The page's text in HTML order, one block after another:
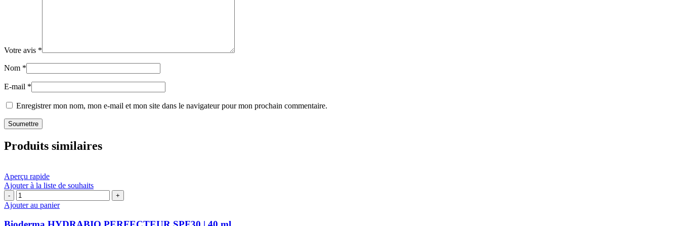
Votre avis *
Nom *
E-mail *
Enregistrer mon nom, mon e-mail et mon site dans le navigateur pour mon prochain commentaire.
Produits similaires
Aperçu rapide
Ajouter à la liste de souhaits
quantité
de
Bioderma
HYDRABIO
Ajouter au panier